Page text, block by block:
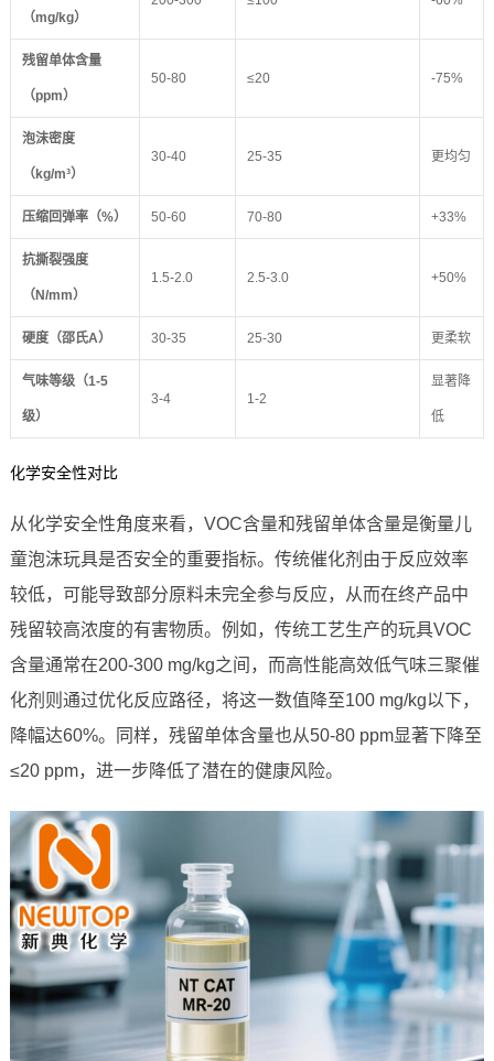
（mg/kg）
残留单体含量
（ppm）
50-80 ≤20 -75%
泡沫密度
（kg/m³）
30-40 25-35 更均匀
压缩回弹率（%） 50-60 70-80 +33%
抗撕裂强度
（N/mm）
1.5-2.0 2.5-3.0 +50%
硬度（邵氏A） 30-35 25-30 更柔软
气味等级（1-5
级）
3-4 1-2
显著降
低
化学安全性对比
从化学安全性角度来看，VOC含量和残留单体含量是衡量儿
童泡沫玩具是否安全的重要指标。传统催化剂由于反应效率
较低，可能导致部分原料未完全参与反应，从而在终产品中
残留较高浓度的有害物质。例如，传统工艺生产的玩具VOC
含量通常在200-300 mg/kg之间，而高性能高效低气味三聚催
化剂则通过优化反应路径，将这一数值降至100 mg/kg以下，
降幅达60%。同样，残留单体含量也从50-80 ppm显著下降至
≤20 ppm，进一步降低了潜在的健康风险。